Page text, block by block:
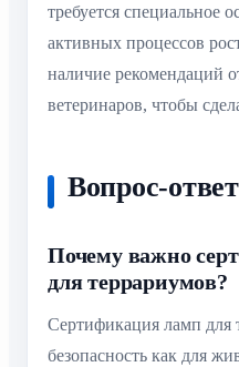
требуется специальное
активных процессов
наличие рекомендаций
ветеринаров, чтобы
Вопрос-
Почему важно
для террариумов?
Сертификация ламп для
безопасность как для